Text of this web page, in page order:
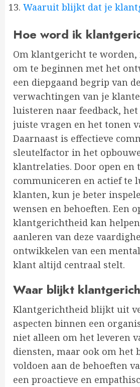
Waaruit blijkt dat je
Hoe word ik
Om klantgericht te worden,
om te beginnen met het
een diepgaand begrip van
verwachtingen van je
luisteren naar feedback,
juiste vragen en het tonen
Daarnaast is effectieve
sleutelfactor in het
klantrelaties. Door open en
communiceren en actief te
klanten, kun je beter
wensen en behoeften. Een
klantgerichtheid kan
aanleren van deze
ontwikkelen van een
klant altijd centraal stelt.
Waar blijkt
Klantgerichtheid blijkt uit
aspecten binnen een
niet alleen om het leveren
diensten, maar ook om het
voldoen aan de behoeften
een proactieve en